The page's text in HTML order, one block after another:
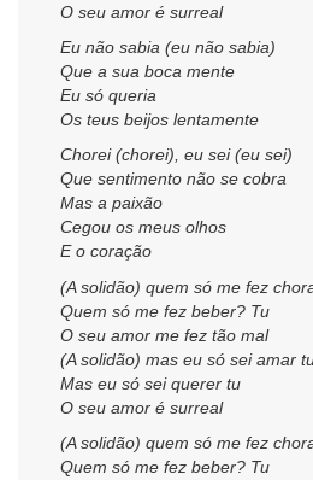
O seu amor é surreal
Eu não sabia (eu não sabia)
Que a sua boca mente
Eu só queria
Os teus beijos lentamente
Chorei (chorei), eu sei (eu sei)
Que sentimento não se cobra
Mas a paixão
Cegou os meus olhos
E o coração
(A solidão) quem só me fez
Quem só me fez beber? Tu
O seu amor me fez tão mal
(A solidão) mas eu só sei amar
Mas eu só sei querer tu
O seu amor é surreal
(A solidão) quem só me fez
Quem só me fez beber? Tu